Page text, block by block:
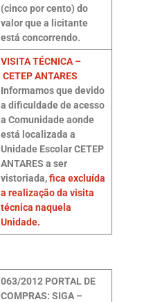
(cinco por cento) do
valor que a licitante
está concorrendo.
VISITA TÉCNICA –
CETEP ANTARES
Informamos que devido
a dificuldade de acesso
a Comunidade aonde
está localizada a
Unidade Escolar CETEP
ANTARES a ser
vistoriada,fica excluída
a realização da visita
técnica naquela
Unidade.
063/2012 PORTAL DE
COMPRAS: SIGA –